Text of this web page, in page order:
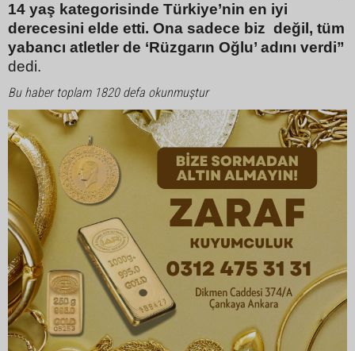
14 yaş kategorisinde Türkiye’nin en iyi
derecesini elde etti. Ona sadece biz değil, tüm
yabancı atletler de ‘Rüzgarın Oğlu’ adını verdi”
dedi.
Bu haber toplam 1820 defa okunmuştur